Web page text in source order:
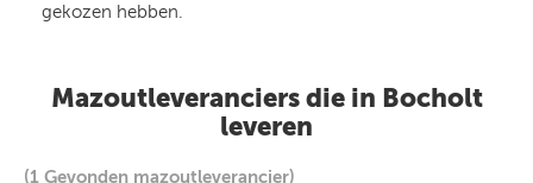
gekozen hebben.
Mazoutleveranciers die in Bocholt
leveren
(1 Gevonden mazoutleverancier)